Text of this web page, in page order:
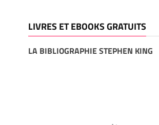
LIVRES ET EBOOKS GRATUITS
LA BIBLIOGRAPHIE STEPHEN KING